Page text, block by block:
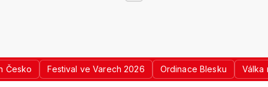
Česko Festival ve Varech 2026 Ordinace Blesku Válka